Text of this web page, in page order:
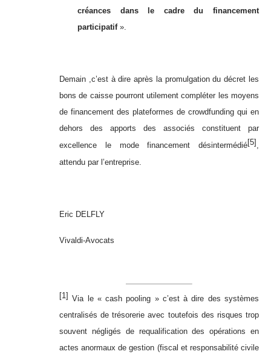
créances dans le cadre du financement
participatif ».
Demain ,c’est à dire après la promulgation du décret les
bons de caisse pourront utilement compléter les moyens
de financement des plateformes de crowdfunding qui en
dehors des apports des associés constituent par
excellence le mode financement désintermédié[5] ,
attendu par l’entreprise.
Eric DELFLY
Vivaldi-Avocats
[1] Via le « cash pooling » c’est à dire des systèmes
centralisés de trésorerie avec toutefois des risques trop
souvent négligés de requalification des opérations en
actes anormaux de gestion (fiscal et responsabilité civile